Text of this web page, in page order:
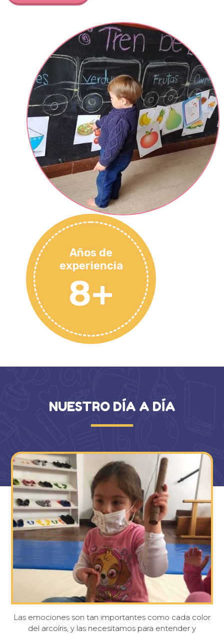
Años de
experiencia
8+
NUESTRO DÍA A DÍA
Las emociones son tan importantes como cada color
del arcoíris, y las necesitamos para entender y